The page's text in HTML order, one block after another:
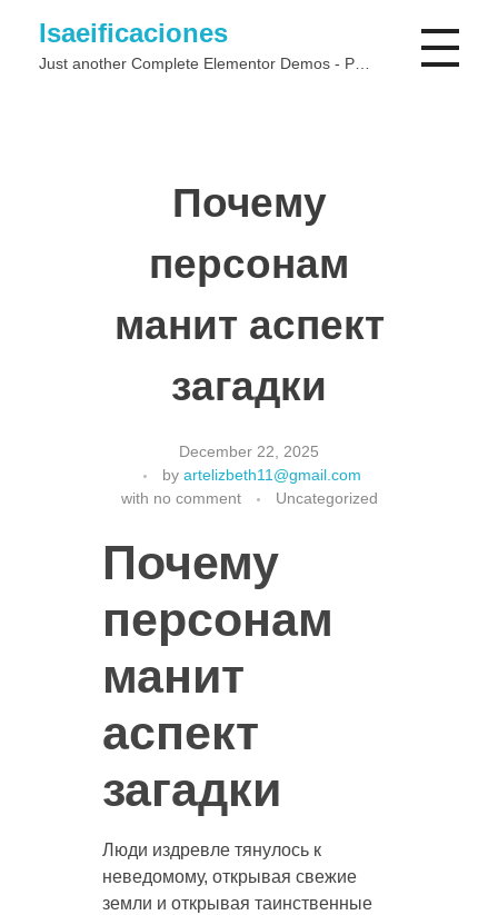
Isaeificaciones
Почему
персонам
манит аспект
загадки
December 22, 2025
by artelizbeth11@gmail.com
with no comment Uncategorized
Почему
персонам
манит
аспект
загадки
Люди издревле тянулось к
неведомому, открывая свежие
земли и открывая таинственные